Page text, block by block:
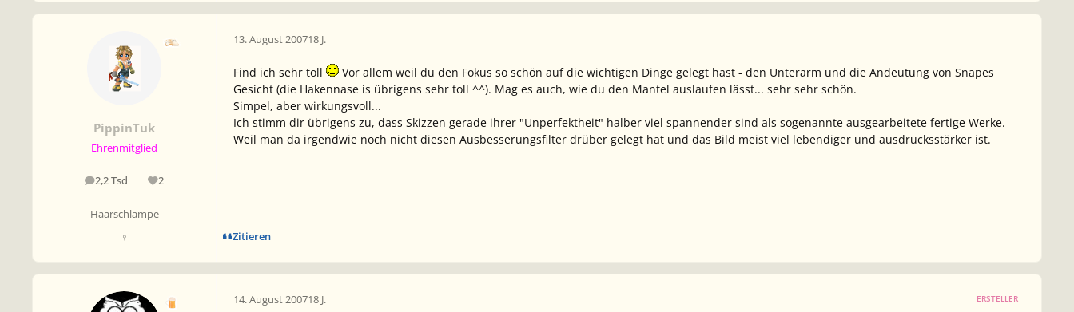
PippinTuk
Ehrenmitglied
2,2 Tsd
Beiträge 2
Reputation
Haarschlampe
♀
13. August 200718 J.
Find ich sehr toll
Vor allem weil du den Fokus so schön auf die wichtigen Dinge gelegt hast - den Unterarm und die Andeutung von Snapes
Gesicht (die Hakennase is übrigens sehr toll ^^). Mag es auch, wie du den Mantel auslaufen lässt... sehr sehr schön.
Simpel, aber wirkungsvoll...
Ich stimm dir übrigens zu, dass Skizzen gerade ihrer "Unperfektheit" halber viel spannender sind als sogenannte ausgearbeitete fertige Werke.
Weil man da irgendwie noch nicht diesen Ausbesserungsfilter drüber gelegt hat und das Bild meist viel lebendiger und ausdrucksstärker ist.
Zitieren
14. August 200718 J. ERSTELLER